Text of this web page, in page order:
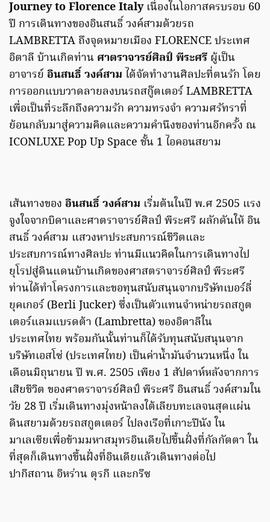
Journey to Florence Italy เนื่องในโอกาสครบรอบ 60
ปี การเดินทางของอินสนธิ์ วงค์สามด้วยรถ
LAMBRETTA ถึงจุดหมายเมือง FLORENCE ประเทศ
อิตาลี บ้านเกิดท่าน ศาตราจารย์ศิลป์ พีระศรี ผู้เป็น
อาจารย์ อินสนธิ์ วงค์สาม ได้จัดทำงานศิลปะที่ตนรัก โดย
การออกแบบวาดลายลงบนรถสกู๊ตเตอร์ LAMBRETTA
เพื่อเป็นที่ระลึกถึงความรัก ความทรงจำ ความศรัทราที่
ย้อนกลับมาสู่ความคิดและความคำนึงของท่านอีกครั้ง ณ
ICONLUXE Pop Up Space ชั้น 1 ไอคอนสยาม
เส้นทางของ อินสนธิ์ วงค์สาม เริ่มต้นในปี พ.ศ 2505 แรง
จูงใจจากบิดาและศาตราจารย์ศิลป์ พีระศรี ผลักดันให้ อิน
สนธิ์ วงค์สาม แสวงหาประสบการณ์ชีวิตและ
ประสบการณ์ทางศิลปะ ท่านมีแนวคิดในการเดินทางไป
ยุโรปสู่ดินแดนบ้านเกิดของศาสตราจารย์ศิลป์ พีระศรี
ท่านได้ทำโครงการและขอทุนสนับสนุนจากบริษัทเบอร์ลี่
ยุคเกอร์ (Berli Jucker) ซึ่งเป็นตัวแทนจำหน่ายรถสกูต
เตอร์แลมแบรดต้า (Lambretta) ของอิตาลีใน
ประเทศไทย พร้อมกันนั้นท่านก็ได้รับทุนสนับสนุนจาก
บริษัทเอสโซ่ (ประเทศไทย) เป็นค่าน้ำมันจำนวนหนึ่ง ใน
เดือนมิถุนายน ปี พ.ศ. 2505 เพียง 1 สัปดาห์หลังจากการ
เสียชีวิต ของศาตราจารย์ศิลป์ พีระศรี อินสนธิ์ วงค์สามใน
วัย 28 ปี เริ่มเดินทางมุ่งหน้าลงใต้เลียบทะเลจนสุดแผ่น
ดินสยามด้วยรถสกูตเตอร์ ไปลงเรือที่เกาะปีนัง ใน
มาเลเซียเพื่อข้ามมหาสมุทรอินเดียไปขึ้นฝั่งที่กัลกัตตา ใน
ที่สุดก็เดินทางขึ้นฝั่งที่อินเดียแล้วเดินทางต่อไป
ปากีสถาน อิหร่าน ตุรกี และกรีซ